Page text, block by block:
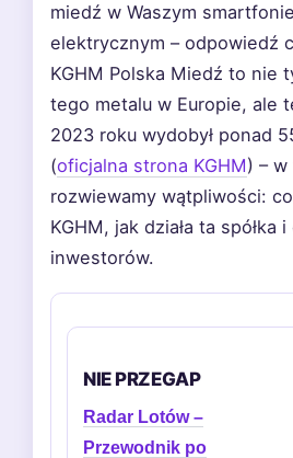
miedź w Waszym
elektrycznym – odpowiedź
KGHM Polska Miedź to nie
tego metalu w Europie, ale
2023 roku wydobył ponad
(oficjalna strona KGHM) –
rozwiewamy wątpliwości:
KGHM, jak działa ta spółka
inwestorów.
NIE PRZEGAP
Radar Lotów –
Przewodnik po